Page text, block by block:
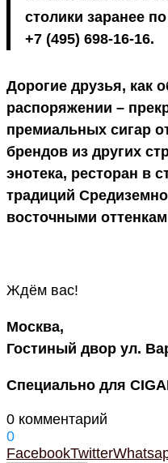
столики заранее по
+7 (495) 698-16-16.
Дорогие друзья, как
распоряжении –
премиальных сигар
брендов из других
энотека, ресторан в
традиций
восточными
Ждём вас!
Москва,
Гостиный двор ул.
Специально для
0 комментарий
0
FacebookTwitter